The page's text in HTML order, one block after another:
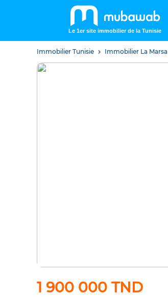
Le 1er site immobilier de la Tunisie
Immobilier Tunisie Immobilier La Marsa
1 900 000 TND